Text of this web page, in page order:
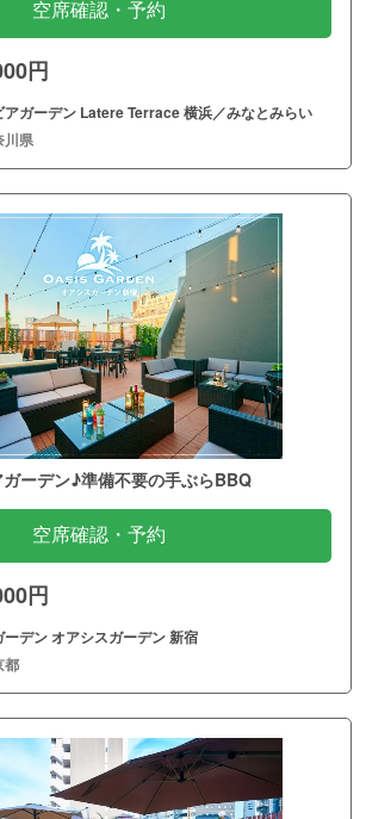
空席確認・予約
円
アガーデン Latere Terrace 横浜／みなとみらい
川県
ーデン♪準備不要の手ぶらBBQ
空席確認・予約
円
デン オアシスガーデン 新宿
都